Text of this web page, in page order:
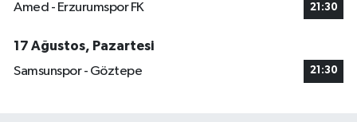
Amed - Erzurumspor FK 21:30
17 Ağustos, Pazartesi
Samsunspor - Göztepe
21:30